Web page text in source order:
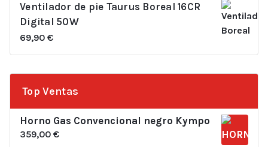
Ventilador de pie Taurus Boreal 16CR
Digital 50W
69,90 €
Top Ventas
Horno Gas Convencional negro Kympo
359,00 €